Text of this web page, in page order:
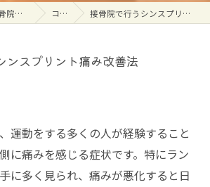
東京都江戸川の接骨院なら南條接骨院 コラム 接骨院で行うシンスプリント痛み改善法
ンスプリント痛み改善法
運動をする多くの人が経験すること
に痛みを感じる症状です。特にラン
に多く見られ、痛みが悪化すると日